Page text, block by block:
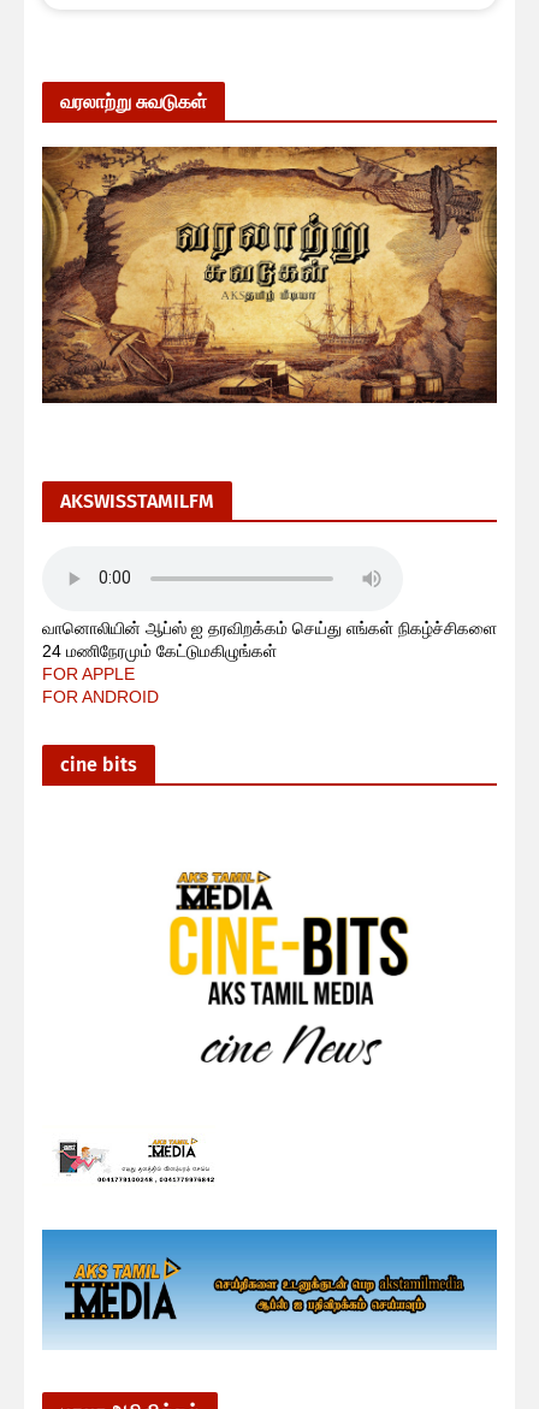
வரலாற்று சுவடுகள்
AKSWISSTAMILFM
வானொலியின் ஆப்ஸ் ஐ தரவிறக்கம் செய்து எங்கள் நிகழ்ச்சிகளை
24 மணிநேரமும் கேட்டுமகிழுங்கள்
FOR APPLE
FOR ANDROID
cine bits